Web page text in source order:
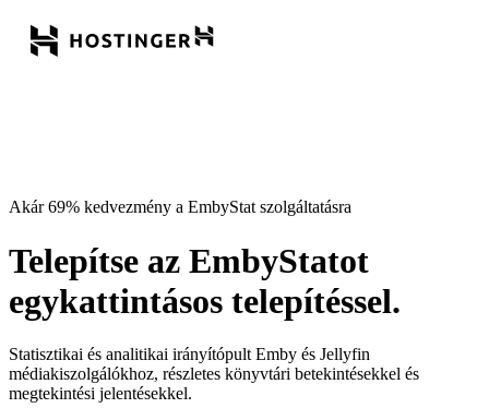
Akár 69% kedvezmény a EmbyStat szolgáltatásra
Telepítse az EmbyStatot
egykattintásos telepítéssel.
Statisztikai és analitikai irányítópult Emby és Jellyfin
médiakiszolgálókhoz, részletes könyvtári betekintésekkel és
megtekintési jelentésekkel.